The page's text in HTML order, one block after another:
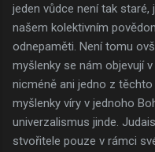
jeden vůdce není tak
našem kolektivním
odnepaměti. Není tomu
myšlenky se nám objevují
nicméně ani jedno z
myšlenky víry v jednoho
univerzalismus jinde.
stvořitele pouze v rámci